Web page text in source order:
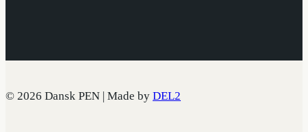
© 2026 Dansk PEN | Made by DEL2